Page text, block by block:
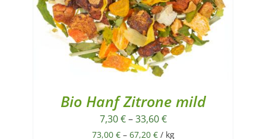
Bio Hanf Zitrone mild
7,30€–33,60€
73,00 €– 67,20 €/ kg